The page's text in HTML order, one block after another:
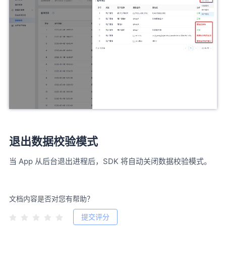
退出数据校验模式
当 App 从后台退出进程后，SDK 将自动关闭数据校验模式。
文档内容是否对您有帮助？
提交评分